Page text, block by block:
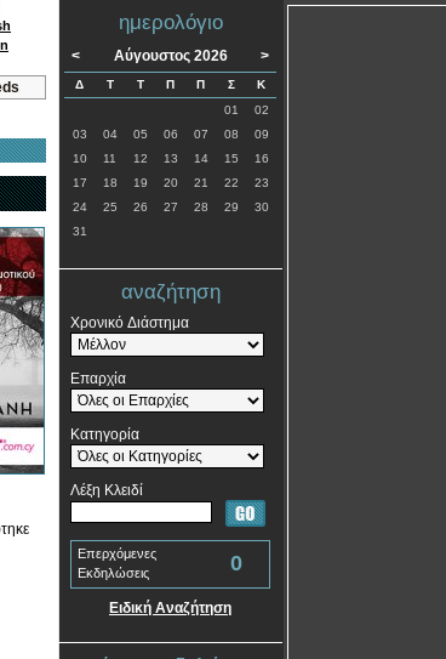
ημερολόγιο
< Αύγουστος 2026 >
Δ Τ Τ Π Π Σ
Κ
01
02
03
04 05 06 07 08
09
10
11 12 13 14 15
16
17
18 19 20 21 22
23
24
25 26 27 28 29
30
31
αναζήτηση
Χρονικό Διάστημα
Επαρχία
Κατηγορία
Λέξη Κλειδί
Επερχόμενες
Εκδηλώσεις
0
Ειδική Αναζήτηση